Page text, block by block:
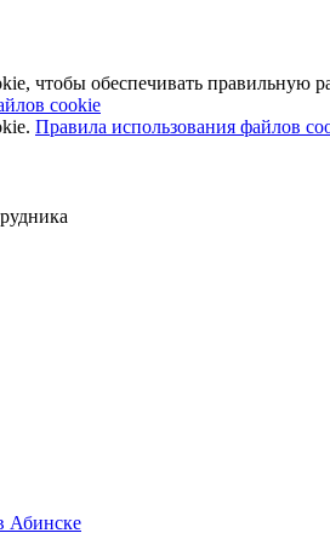
чтобы обеспечивать правильную
cookie
Правила использования файлов
Абинске